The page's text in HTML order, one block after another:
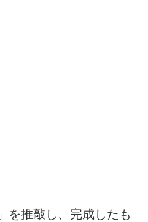
」を推敲し、完成したも